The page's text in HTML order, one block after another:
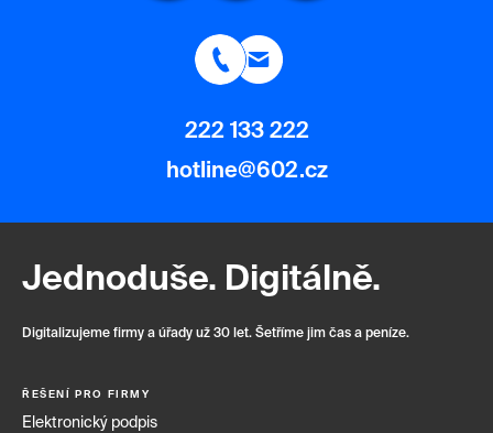
222 133 222
hotline@602.cz
Jednoduše. Digitálně.
Digitalizujeme firmy a úřady už 30 let. Šetříme jim čas a peníze.
ŘEŠENÍ PRO FIRMY
Elektronický podpis